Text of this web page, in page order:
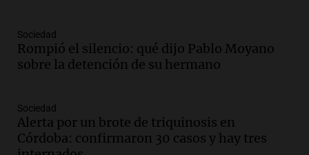
Edición 2026
Episodios
Audio.Femicidio por fuego en el auto:
Radioinforme 3
Episodios
Audio.Exconvicto con doble empleo
Sociedad
Rompió el silencio: qué dijo Pablo Moyano
sobre la detención de su hermano
Sociedad
Alerta por un brote de triquinosis en
Córdoba: confirmaron 30 casos y hay tres